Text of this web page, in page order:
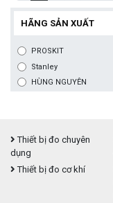
HÃNG SẢN XUẤT
PROSKIT
Stanley
HÙNG NGUYÊN
Thiết bị đo chuyên
dụng
Thiết bị đo cơ khí